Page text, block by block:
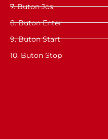
7. Buton Jos
8. Buton Enter
9. Buton Start
10. Buton Stop